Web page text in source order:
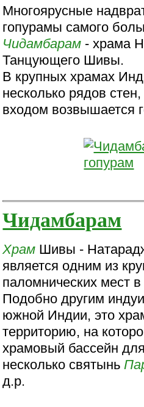
Многоярусные
гопурамы самого
Чидамбарам - храма
Танцующего Шивы.
В крупных храмах
несколько рядов
входом возвышается
Чидамбарам
Храм Шивы -
является одним из
паломнических мест в
Подобно другим
южной Индии, это
территорию, на
храмовый бассейн
несколько святынь
д.р.